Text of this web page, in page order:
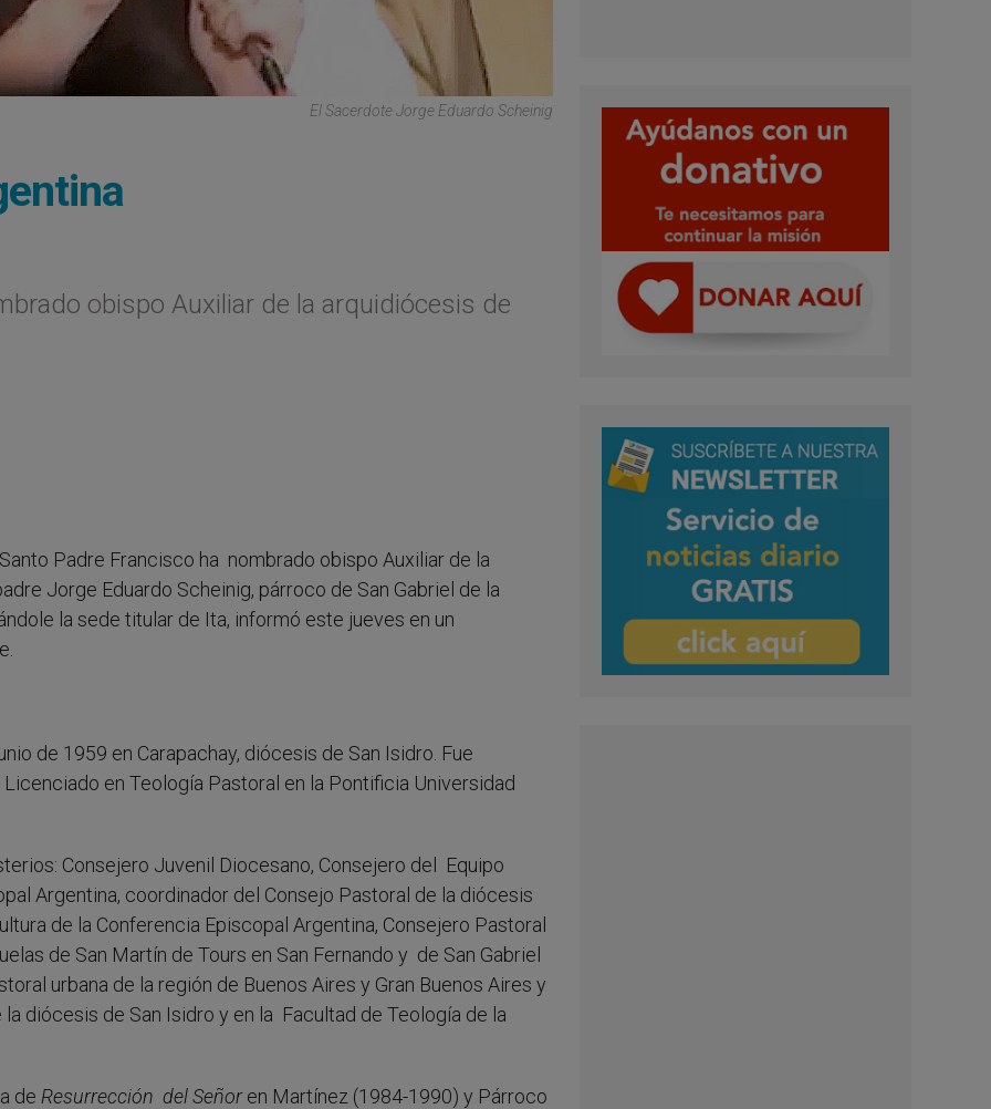
El Sacerdote Jorge Eduardo Scheinig
obispo Auxiliar de la arquidiócesis de
Padre Francisco ha nombrado obispo Auxiliar de la
Jorge Eduardo Scheinig, párroco de San Gabriel de la
la sede titular de Ita, informó este jueves en un
de 1959 en Carapachay, diócesis de San Isidro. Fue
en Teología Pastoral en la Pontificia Universidad
Consejero Juvenil Diocesano, Consejero del Equipo
Argentina, coordinador del Consejo Pastoral de la diócesis
de la Conferencia Episcopal Argentina, Consejero Pastoral
de San Martín de Tours en San Fernando y de San Gabriel
urbana de la región de Buenos Aires y Gran Buenos Aires y
diócesis de San Isidro y en la Facultad de Teología de la
de Resurrección del Señoren Martínez (1984-1990) y Párroco